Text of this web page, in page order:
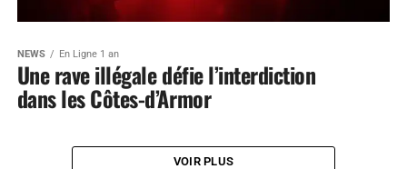
NEWS En Ligne 1 an
Une rave illégale défie l’interdiction
dans les Côtes-d’Armor
VOIR PLUS